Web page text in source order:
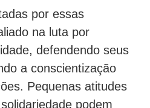
por essas
na luta por
defendendo seus
a conscientização
Pequenas atitudes
podem